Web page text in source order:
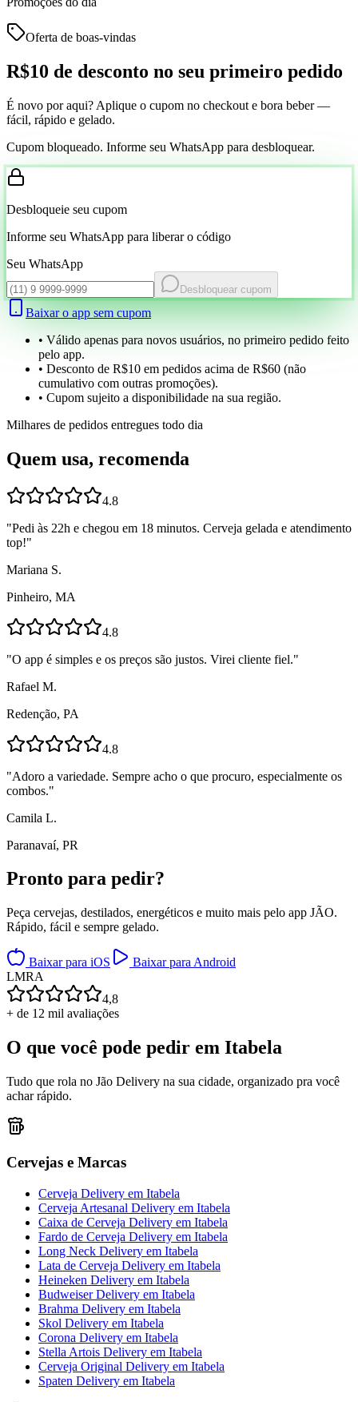
Oferta de boas-vindas
R$10 de desconto no seu primeiro pedido
É novo por aqui? Aplique o cupom no checkout e bora beber —
fácil, rápido e gelado.
Cupom bloqueado. Informe seu WhatsApp para desbloquear.
Desbloqueie seu cupom
Informe seu WhatsApp para liberar o código
Seu WhatsApp
Desbloquear cupom
Baixar o app sem cupom
• Válido apenas para novos usuários, no primeiro pedido feito
pelo app.
• Desconto de R$10 em pedidos acima de R$60 (não
cumulativo com outras promoções).
• Cupom sujeito a disponibilidade na sua região.
Milhares de pedidos entregues todo dia
Quem usa, recomenda
4.8
"Pedi às 22h e chegou em 18 minutos. Cerveja gelada e atendimento
top!"
Mariana S.
Pinheiro, MA
4.8
"O app é simples e os preços são justos. Virei cliente fiel."
Rafael M.
Redenção, PA
4.8
"Adoro a variedade. Sempre acho o que procuro, especialmente os
combos."
Camila L.
Paranavaí, PR
Pronto para pedir?
Peça cervejas, destilados, energéticos e muito mais pelo app JÃO.
Rápido, fácil e sempre gelado.
Baixar para iOS
Baixar para Android
LMRA
4,8
+ de 12 mil avaliações
O que você pode pedir em Itabela
Tudo que rola no Jão Delivery na sua cidade, organizado pra você
achar rápido.
Cervejas e Marcas
Cerveja Delivery em Itabela
Cerveja Artesanal Delivery em Itabela
Caixa de Cerveja Delivery em Itabela
Fardo de Cerveja Delivery em Itabela
Long Neck Delivery em Itabela
Lata de Cerveja Delivery em Itabela
Heineken Delivery em Itabela
Budweiser Delivery em Itabela
Brahma Delivery em Itabela
Skol Delivery em Itabela
Corona Delivery em Itabela
Stella Artois Delivery em Itabela
Cerveja Original Delivery em Itabela
Spaten Delivery em Itabela